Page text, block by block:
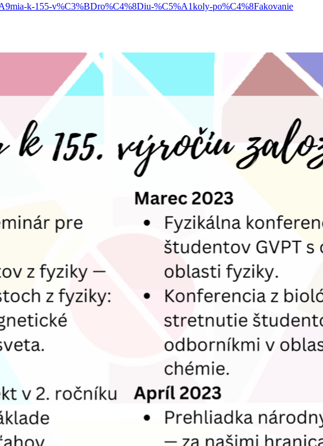
k-155-v%C3%BDro%C4%8Diu-%C5%A1koly-po%C4%8Fakovanie